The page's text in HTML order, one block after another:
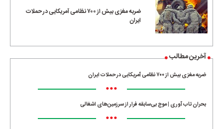
ضربه مغزی بیش از ۷۰۰ نظامی آمریکایی در حملات
ایران
آخرین مطالب
ضربه مغزی بیش از ۷۰۰ نظامی آمریکایی در حملات ایران
•••
بحران تاب آوری | موج بی‌سابقه فرار از سرزمین‌های اشغالی
•••